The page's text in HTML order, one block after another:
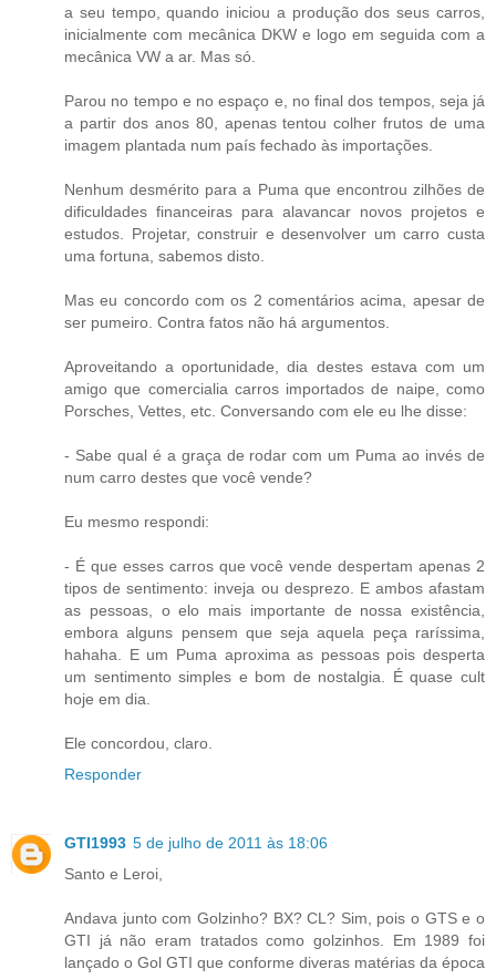
a seu tempo, quando iniciou a produção dos seus carros,
inicialmente com mecânica DKW e logo em seguida com a
mecânica VW a ar. Mas só.
Parou no tempo e no espaço e, no final dos tempos, seja já
a partir dos anos 80, apenas tentou colher frutos de uma
imagem plantada num país fechado às importações.
Nenhum desmérito para a Puma que encontrou zilhões de
dificuldades financeiras para alavancar novos projetos e
estudos. Projetar, construir e desenvolver um carro custa
uma fortuna, sabemos disto.
Mas eu concordo com os 2 comentários acima, apesar de
ser pumeiro. Contra fatos não há argumentos.
Aproveitando a oportunidade, dia destes estava com um
amigo que comercialia carros importados de naipe, como
Porsches, Vettes, etc. Conversando com ele eu lhe disse:
- Sabe qual é a graça de rodar com um Puma ao invés de
num carro destes que você vende?
Eu mesmo respondi:
- É que esses carros que você vende despertam apenas 2
tipos de sentimento: inveja ou desprezo. E ambos afastam
as pessoas, o elo mais importante de nossa existência,
embora alguns pensem que seja aquela peça raríssima,
hahaha. E um Puma aproxima as pessoas pois desperta
um sentimento simples e bom de nostalgia. É quase cult
hoje em dia.
Ele concordou, claro.
Responder
GTI1993 5 de julho de 2011 às 18:06
Santo e Leroi,
Andava junto com Golzinho? BX? CL? Sim, pois o GTS e o
GTI já não eram tratados como golzinhos. Em 1989 foi
lançado o Gol GTI que conforme diveras matérias da época